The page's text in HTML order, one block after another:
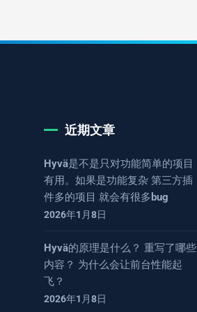
近期文章
Hyvä是不是只对功能简单的项目
有用。如果是功能复杂 第三方插
件多的项目 就会有很多bug
2026年1月8日
Hyvä的原理是什么？ 重写了哪些
内容？ 为什么会让前台性能起
飞？
2026年1月8日